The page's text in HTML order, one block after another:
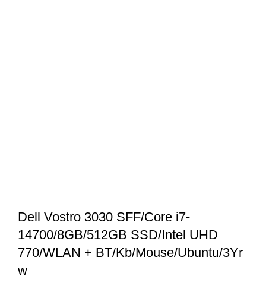
Dell Vostro 3030 SFF/Core i7-
14700/8GB/512GB SSD/Intel UHD
770/WLAN + BT/Kb/Mouse/Ubuntu/3Yr
w